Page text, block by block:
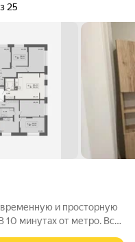
25
и просторную
10 минутах от метро. Всё